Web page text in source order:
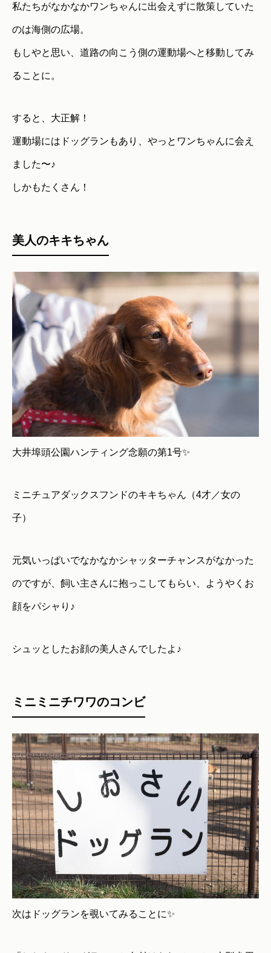
私たちがなかなかワンちゃんに出会えずに散策していた
のは海側の広場。
もしやと思い、道路の向こう側の運動場へと移動してみ
ることに。
すると、大正解！
運動場にはドッグランもあり、やっとワンちゃんに会え
ました〜♪
しかもたくさん！
美人のキキちゃん
大井埠頭公園ハンティング念願の第1号✨
ミニチュアダックスフンドのキキちゃん（4才／女の
子）
元気いっぱいでなかなかシャッターチャンスがなかった
のですが、飼い主さんに抱っこしてもらい、ようやくお
顔をパシャり♪
シュッとしたお顔の美人さんでしたよ♪
ミニミニチワワのコンビ
次はドッグランを覗いてみることに✨